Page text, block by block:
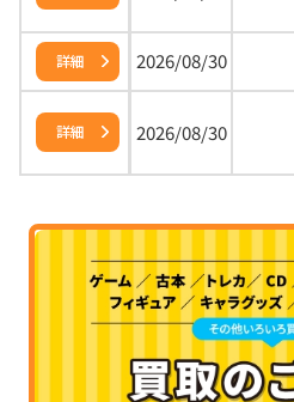
詳細 2026/08/30
詳細 2026/08/30